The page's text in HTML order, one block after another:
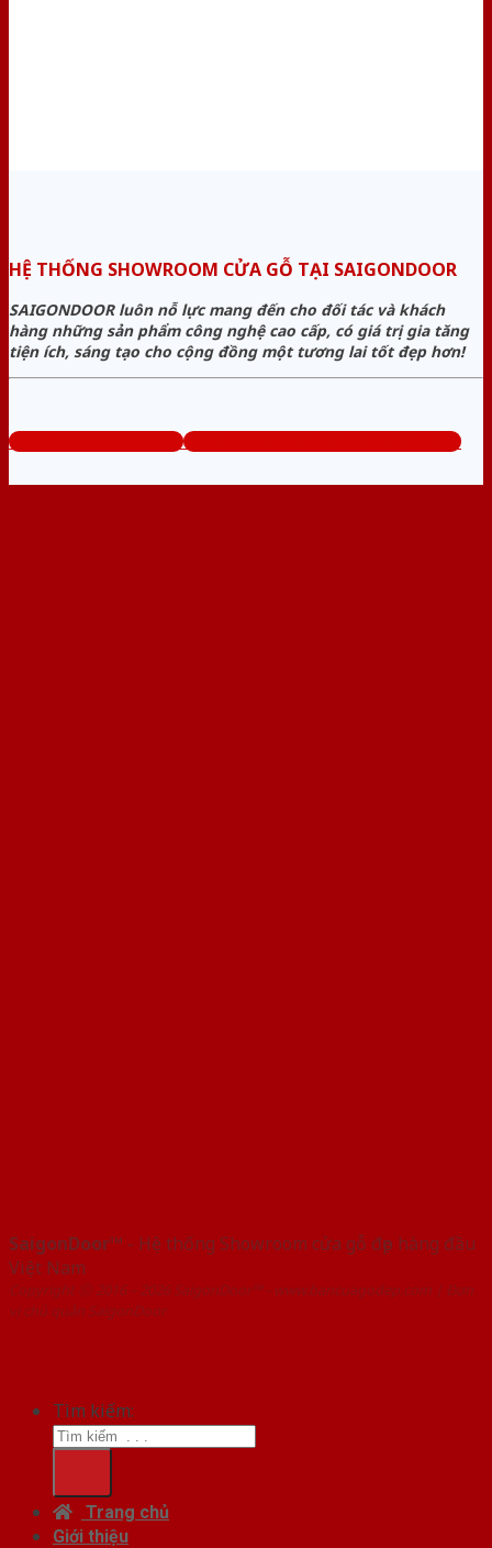
HỆ THỐNG SHOWROOM CỬA GỖ TẠI SAIGONDOOR
SAIGONDOOR luôn nỗ lực mang đến cho đối tác và khách
hàng những sản phẩm công nghệ cao cấp, có giá trị gia tăng
tiện ích, sáng tạo cho cộng đồng một tương lai tốt đẹp hơn!
www.bancuagodep.com Tổng đài tư vấn miễn phí: 0824.400.400
SaigonDoor™ - Hệ thống Showroom cửa gỗ đẹp hàng đầu
Việt Nam
Copyright ⓒ 2016 – 2026 SaigonDoor™ - www.bancuagodep.com | Đơn
vị chủ quản SaigonDoor
Tìm kiếm:
Trang chủ
Giới thiệu